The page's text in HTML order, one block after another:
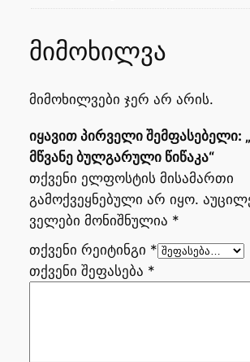
მიმოხილვა
მიმოხილვები ჯერ არ არის.
იყავით პირველი შემფასებელი:
მწვანე ბულგარული წიწაკა“
თქვენი ელფოსტის მისამართი
გამოქვეყნებული არ იყო.
ველები მონიშნულია *
თქვენი რეიტინგი *
თქვენი შეფასება *